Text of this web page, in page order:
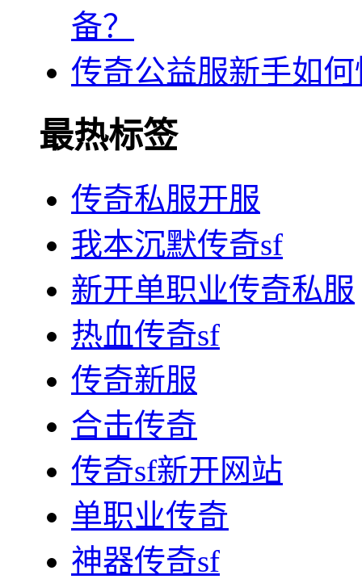
备？
传奇公益服新手如
最热标签
传奇私服开服
我本沉默传奇sf
新开单职业传奇私服
热血传奇sf
传奇新服
合击传奇
传奇sf新开网站
单职业传奇
神器传奇sf